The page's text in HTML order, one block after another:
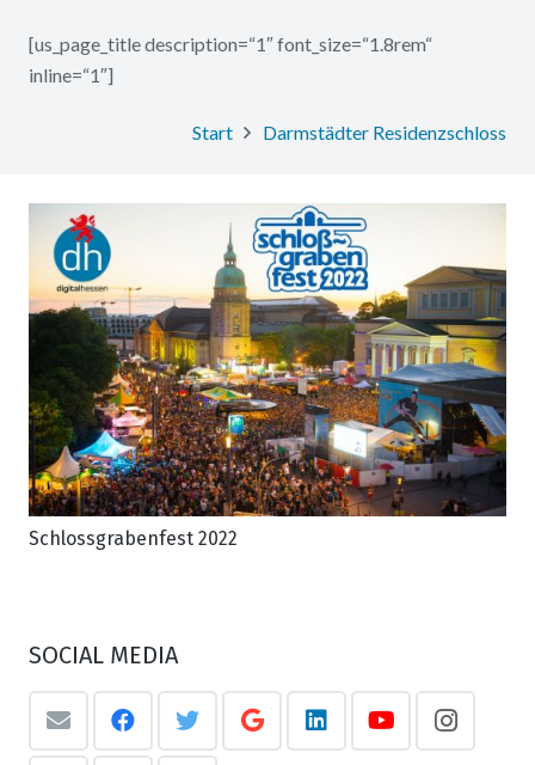
[us_page_title description=“1″ font_size=“1.8rem“
inline=“1″]
Start Darmstädter Residenzschloss
Schlossgrabenfest 2022
SOCIAL MEDIA